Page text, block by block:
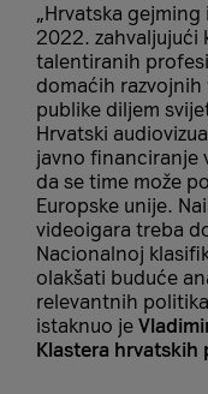
„Hrvatska
2022. zahvaljujući
talentiranih
domaćih
publike diljem
Hrvatski
javno financiranje
da se time može
Europske unije.
videoigara treba
Nacionalnoj
olakšati buduće
relevantnih
istaknuo je
Klastera hrvatskih